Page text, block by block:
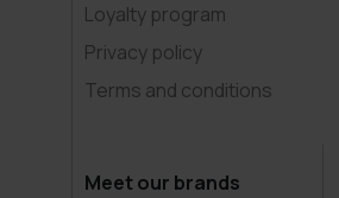
Loyalty program
Privacy policy
Terms and conditions
Meet our brands